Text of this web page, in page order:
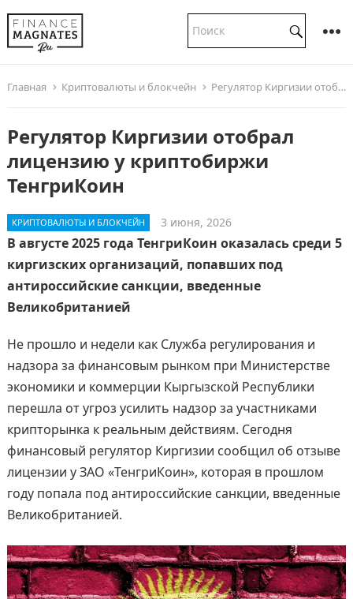
Главная Криптовалюты и блокчейн Регулятор Киргизии отобрал лицензию у криптобиржи ТенгриКоин
Регулятор Киргизии отобрал
лицензию у криптобиржи
ТенгриКоин
КРИПТОВАЛЮТЫ И БЛОКЧЕЙН 3 июня, 2026
В августе 2025 года ТенгриКоин оказалась среди 5
киргизских организаций, попавших под
антироссийские санкции, введенные
Великобританией
Не прошло и недели как Служба регулирования и
надзора за финансовым рынком при Министерстве
экономики и коммерции Кыргызской Республики
перешла от угроз усилить надзор за участниками
крипторынка к реальным действиям. Сегодня
финансовый регулятор Киргизии сообщил об отзыве
лицензии у ЗАО «ТенгриКоин», которая в прошлом
году попала под антироссийские санкции, введенные
Великобританией.